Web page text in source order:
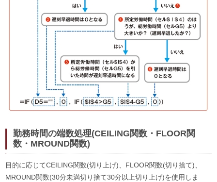
勤務時間の端数処理(CEILING関数・FLOOR関
数・MROUND関数)
目的に応じてCEILING関数(切り上げ)、FLOOR関数(切り捨て)、
MROUND関数(30分未満切り捨て30分以上切り上げ)を使用しま